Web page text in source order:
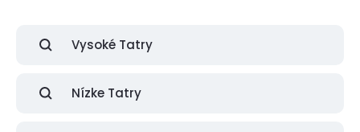
Vysoké Tatry
Nízke Tatry